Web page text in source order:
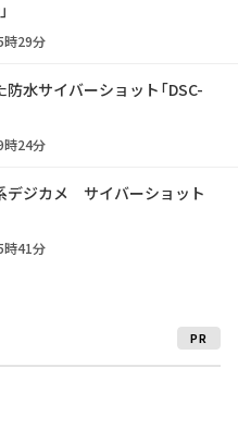
時29分
水サイバーショット「DSC-
時24分
デジカメ サイバーショット
時41分
PR